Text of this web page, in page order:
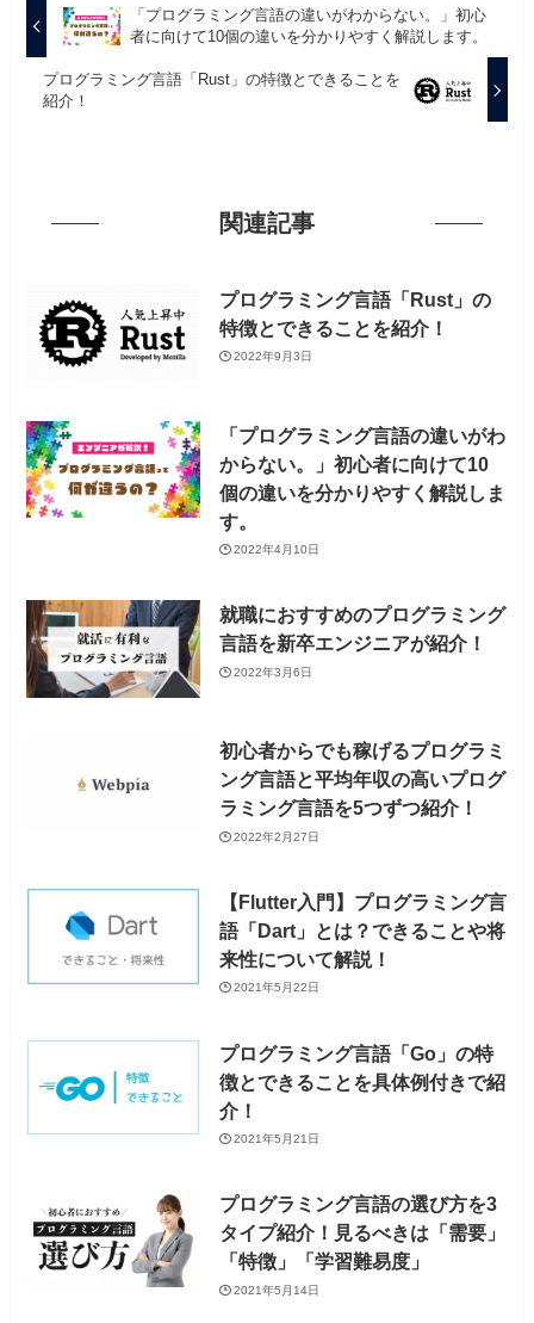
「プログラミング言語の違いがわからない。」初心
者に向けて10個の違いを分かりやすく解説します。
プログラミング言語「Rust」の特徴とできることを
紹介！
関連記事
プログラミング言語「Rust」の
特徴とできることを紹介！
2022年9月3日
「プログラミング言語の違いがわ
からない。」初心者に向けて10
個の違いを分かりやすく解説しま
す。
2022年4月10日
就職におすすめのプログラミング
言語を新卒エンジニアが紹介！
2022年3月6日
初心者からでも稼げるプログラミ
ング言語と平均年収の高いプログ
ラミング言語を5つずつ紹介！
2022年2月27日
【Flutter入門】プログラミング言
語「Dart」とは？できることや将
来性について解説！
2021年5月22日
プログラミング言語「Go」の特
徴とできることを具体例付きで紹
介！
2021年5月21日
プログラミング言語の選び方を3
タイプ紹介！見るべきは「需要」
「特徴」「学習難易度」
2021年5月14日